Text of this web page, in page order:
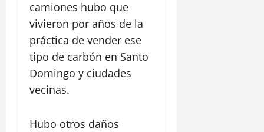
camiones hubo que
vivieron por años de la
práctica de vender ese
tipo de carbón en Santo
Domingo y ciudades
vecinas.
Hubo otros daños